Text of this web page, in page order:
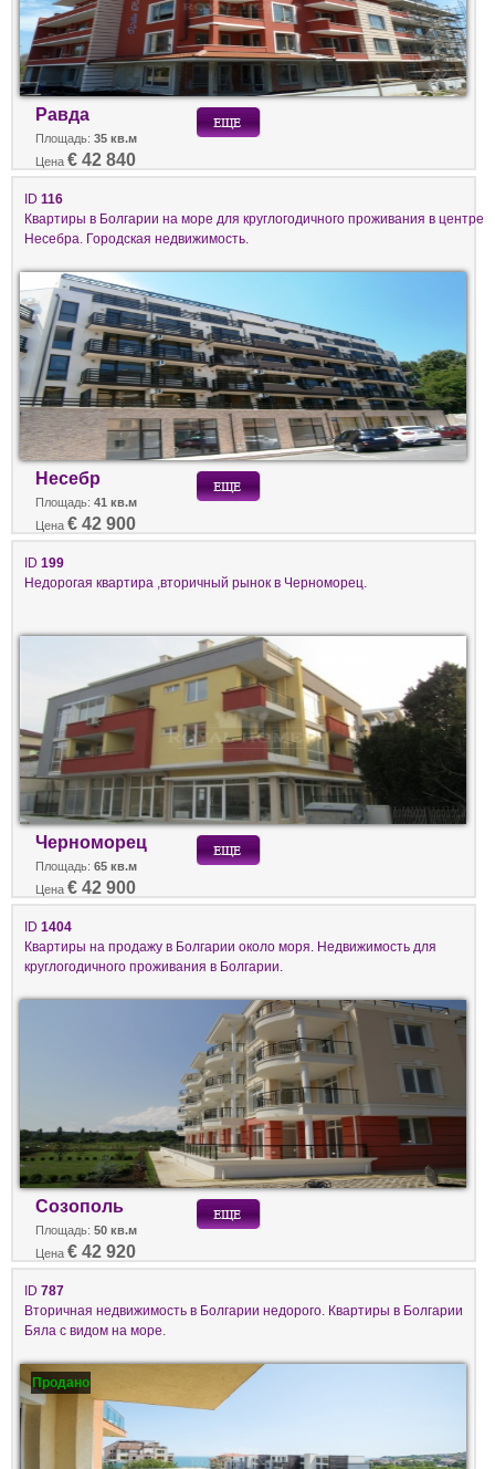
Равда
Площадь: 35 кв.м
Цена € 42 840
ID 116
Квартиры в Болгарии на море для круглогодичного проживания в центре
Несебра. Городская недвижимость.
Несебр
Площадь: 41 кв.м
Цена € 42 900
ID 199
Недорогая квартира ,вторичный рынок в Черноморец.
Черноморец
Площадь: 65 кв.м
Цена € 42 900
ID 1404
Квартиры на продажу в Болгарии около моря. Недвижимость для
круглогодичного проживания в Болгарии.
Созополь
Площадь: 50 кв.м
Цена € 42 920
ID 787
Вторичная недвижимость в Болгарии недорого. Квартиры в Болгарии
Бяла с видом на море.
Продано